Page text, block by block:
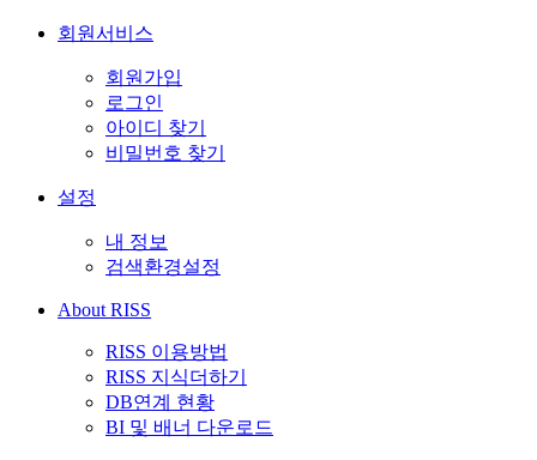
회원서비스
회원가입
로그인
아이디 찾기
비밀번호 찾기
설정
내 정보
검색환경설정
About RISS
RISS 이용방법
RISS 지식더하기
DB연계 현황
BI 및 배너 다운로드